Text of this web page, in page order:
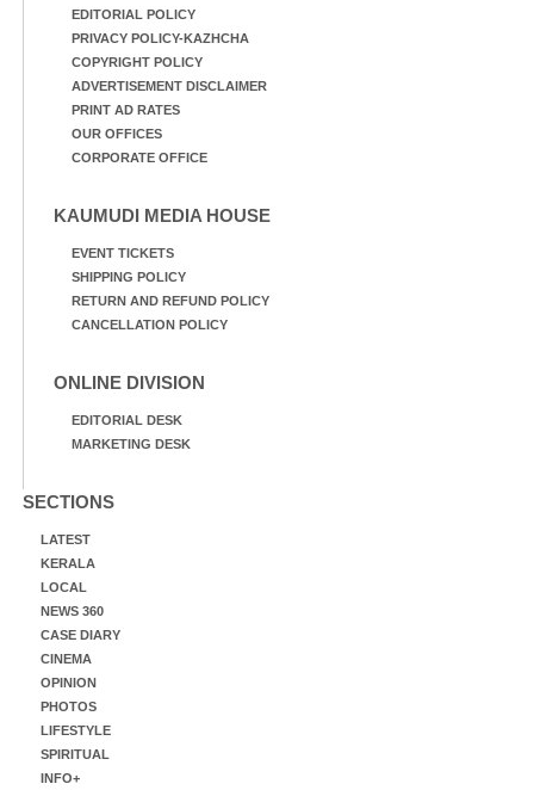
EDITORIAL POLICY
PRIVACY POLICY-KAZHCHA
COPYRIGHT POLICY
ADVERTISEMENT DISCLAIMER
PRINT AD RATES
OUR OFFICES
CORPORATE OFFICE
KAUMUDI MEDIA HOUSE
EVENT TICKETS
SHIPPING POLICY
RETURN AND REFUND POLICY
CANCELLATION POLICY
ONLINE DIVISION
EDITORIAL DESK
MARKETING DESK
SECTIONS
LATEST
KERALA
LOCAL
NEWS 360
CASE DIARY
CINEMA
OPINION
PHOTOS
LIFESTYLE
SPIRITUAL
INFO+